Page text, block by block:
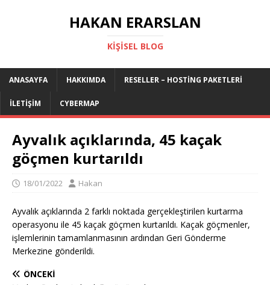
HAKAN ERARSLAN
KIŞISEL BLOG
ANASAYFA HAKKIMDA RESELLER – HOSTING PAKETLERI
İLETIŞIM CYBERMAP
Ayvalık açıklarında, 45 kaçak
göçmen kurtarıldı
18/01/2022 Hakan
Ayvalık açıklarında 2 farklı noktada gerçekleştirilen kurtarma
operasyonu ile 45 kaçak göçmen kurtarıldı. Kaçak göçmenler,
işlemlerinin tamamlanmasının ardından Geri Gönderme
Merkezine gönderildi.
ÖNCEKI